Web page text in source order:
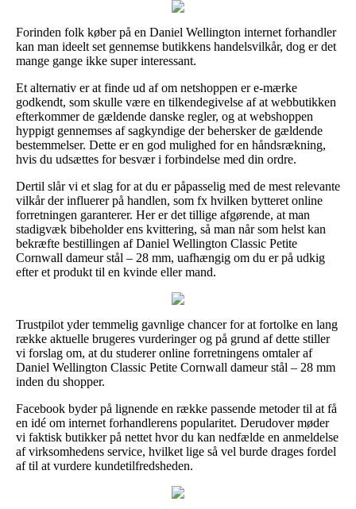
Forinden folk køber på en Daniel Wellington internet forhandler
kan man ideelt set gennemse butikkens handelsvilkår, dog er det
mange gange ikke super interessant.
Et alternativ er at finde ud af om netshoppen er e-mærke
godkendt, som skulle være en tilkendegivelse af at webbutikken
efterkommer de gældende danske regler, og at webshoppen
hyppigt gennemses af sagkyndige der behersker de gældende
bestemmelser. Dette er en god mulighed for en håndsrækning,
hvis du udsættes for besvær i forbindelse med din ordre.
Dertil slår vi et slag for at du er påpasselig med de mest relevante
vilkår der influerer på handlen, som fx hvilken bytteret online
forretningen garanterer. Her er det tillige afgørende, at man
stadigvæk bibeholder ens kvittering, så man når som helst kan
bekræfte bestillingen af Daniel Wellington Classic Petite
Cornwall dameur stål – 28 mm, uafhængig om du er på udkig
efter et produkt til en kvinde eller mand.
Trustpilot yder temmelig gavnlige chancer for at fortolke en lang
række aktuelle brugeres vurderinger og på grund af dette stiller
vi forslag om, at du studerer online forretningens omtaler af
Daniel Wellington Classic Petite Cornwall dameur stål – 28 mm
inden du shopper.
Facebook byder på lignende en række passende metoder til at få
en idé om internet forhandlerens popularitet. Derudover møder
vi faktisk butikker på nettet hvor du kan nedfælde en anmeldelse
af virksomhedens service, hvilket lige så vel burde drages fordel
af til at vurdere kundetilfredsheden.